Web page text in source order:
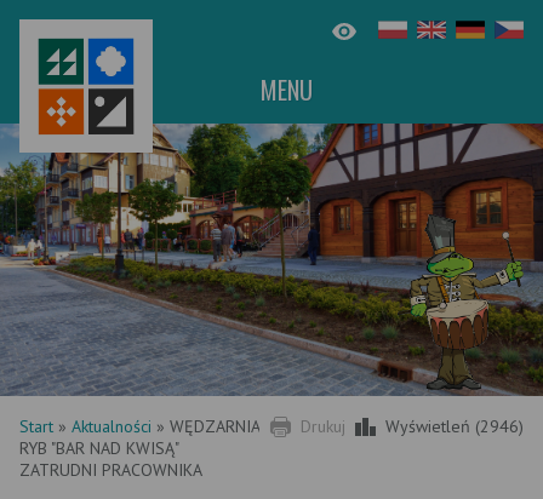
MENU
Drukuj Wyświetleń (2946)
Start » Aktualności » WĘDZARNIA
RYB "BAR NAD KWISĄ"
ZATRUDNI PRACOWNIKA